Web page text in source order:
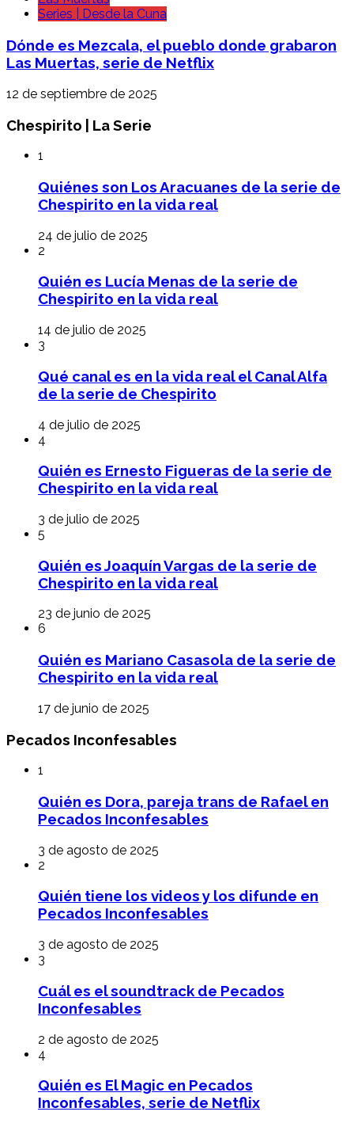
Series | Desde la Cuna
Dónde es Mezcala, el pueblo donde grabaron
Las Muertas, serie de Netflix
12 de septiembre de 2025
Chespirito | La Serie
1
Quiénes son Los Aracuanes de la serie de
Chespirito en la vida real
24 de julio de 2025
2
Quién es Lucía Menas de la serie de
Chespirito en la vida real
14 de julio de 2025
3
Qué canal es en la vida real el Canal Alfa
de la serie de Chespirito
4 de julio de 2025
4
Quién es Ernesto Figueras de la serie de
Chespirito en la vida real
3 de julio de 2025
5
Quién es Joaquín Vargas de la serie de
Chespirito en la vida real
23 de junio de 2025
6
Quién es Mariano Casasola de la serie de
Chespirito en la vida real
17 de junio de 2025
Pecados Inconfesables
1
Quién es Dora, pareja trans de Rafael en
Pecados Inconfesables
3 de agosto de 2025
2
Quién tiene los videos y los difunde en
Pecados Inconfesables
3 de agosto de 2025
3
Cuál es el soundtrack de Pecados
Inconfesables
2 de agosto de 2025
4
Quién es El Magic en Pecados
Inconfesables, serie de Netflix